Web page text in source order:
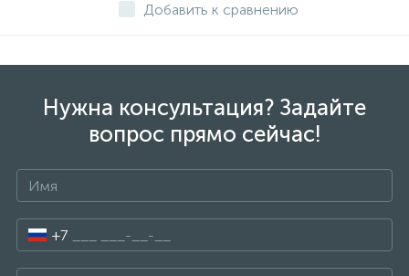
Добавить к сравнению
Нужна консультация? Задайте
вопрос прямо сейчас!
+7